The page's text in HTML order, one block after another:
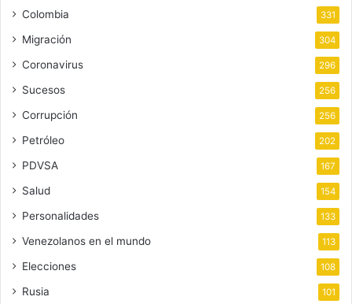
Colombia 331
Migración 304
Coronavirus 296
Sucesos 256
Corrupción 256
Petróleo 202
PDVSA 167
Salud 154
Personalidades 133
Venezolanos en el mundo 113
Elecciones 108
Rusia 101